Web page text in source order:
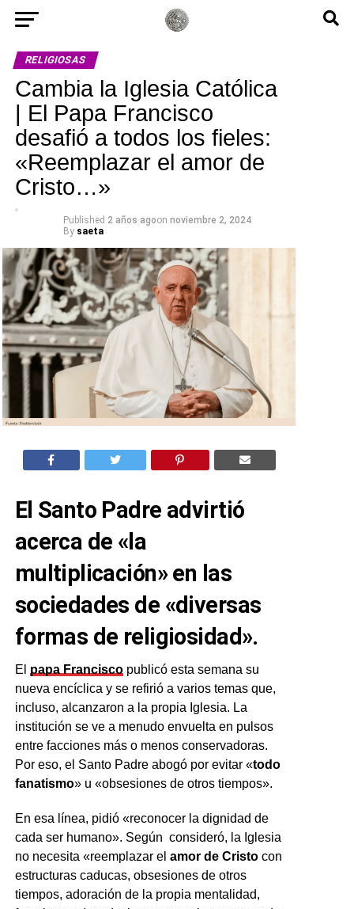
RELIGIOSAS
Cambia la Iglesia Católica
| El Papa Francisco
desafió a todos los fieles:
«Reemplazar el amor de
Cristo…»
Published 2 años agoon noviembre 2, 2024
By saeta
El Santo Padre advirtió
acerca de «la
multiplicación» en las
sociedades de «diversas
formas de religiosidad».
El papa Franciscopublicó esta semana su
nueva encíclica y se refirió a varios temas que,
incluso, alcanzaron a la propia Iglesia. La
institución se ve a menudo envuelta en pulsos
entre facciones más o menos conservadoras.
Por eso, el Santo Padre abogó por evitar «todo
fanatismo» u «obsesiones de otros tiempos».
En esa línea, pidió «reconocer la dignidad de
cada ser humano». Según consideró, la Iglesia
no necesita «reemplazar el amor de Cristocon
estructuras caducas, obsesiones de otros
tiempos, adoración de la propia mentalidad,